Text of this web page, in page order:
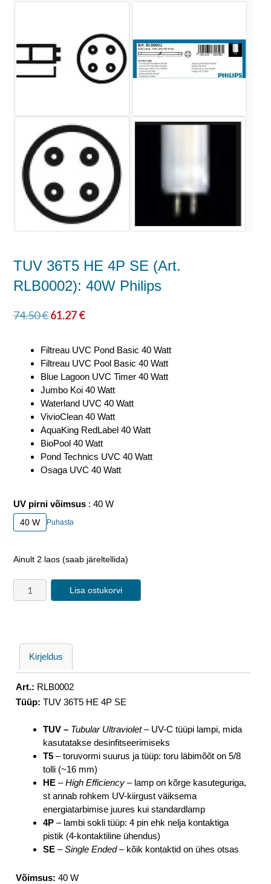
TUV 36T5 HE 4P SE (Art.
RLB0002): 40W Philips
74.50€61.27€
Filtreau UVC Pond Basic 40 Watt
Filtreau UVC Pool Basic 40 Watt
Blue Lagoon UVC Timer 40 Watt
Jumbo Koi 40 Watt
Waterland UVC 40 Watt
VivioClean 40 Watt
AquaKing RedLabel 40 Watt
BioPool 40 Watt
Pond Technics UVC 40 Watt
Osaga UVC 40 Watt
UV pirni võimsus 40 W
40 W Puhasta
Ainult 2 laos (saab järeltellida)
Lisa ostukorvi
Kirjeldus
Art.: RLB0002
Tüüp: TUV 36T5 HE 4P SE
TUV – Tubular Ultraviolet– UV-C tüüpi lampi, mida
kasutatakse desinfitseerimiseks
T5– toruvormi suurus ja tüüp: toru läbimõõt on 5/8
tolli (~16 mm)
HE–High Efficiency– lamp on kõrge kasuteguriga,
st annab rohkem UV-kiirgust väiksema
energiatarbimise juures kui standardlamp
4P – lambi sokli tüüp: 4 pin ehk nelja kontaktiga
pistik (4-kontaktiline ühendus)
SE–Single Ended– kõik kontaktid on ühes otsas
Võimsus: 40 W